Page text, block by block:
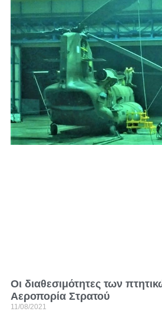
Οι διαθεσιμότητες των
Αεροπορία Στρατού
11/08/2021